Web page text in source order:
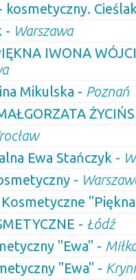
- Warszawa
IWONA
Mikulska - Poznań
Ewa Stańczyk -
-
- Łódź
"Ewa" -
"Ewa" -